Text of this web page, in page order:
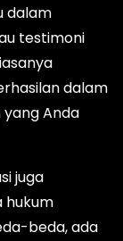
dalam
testimoni
dalam
yang Anda
juga
hukum
beda, ada